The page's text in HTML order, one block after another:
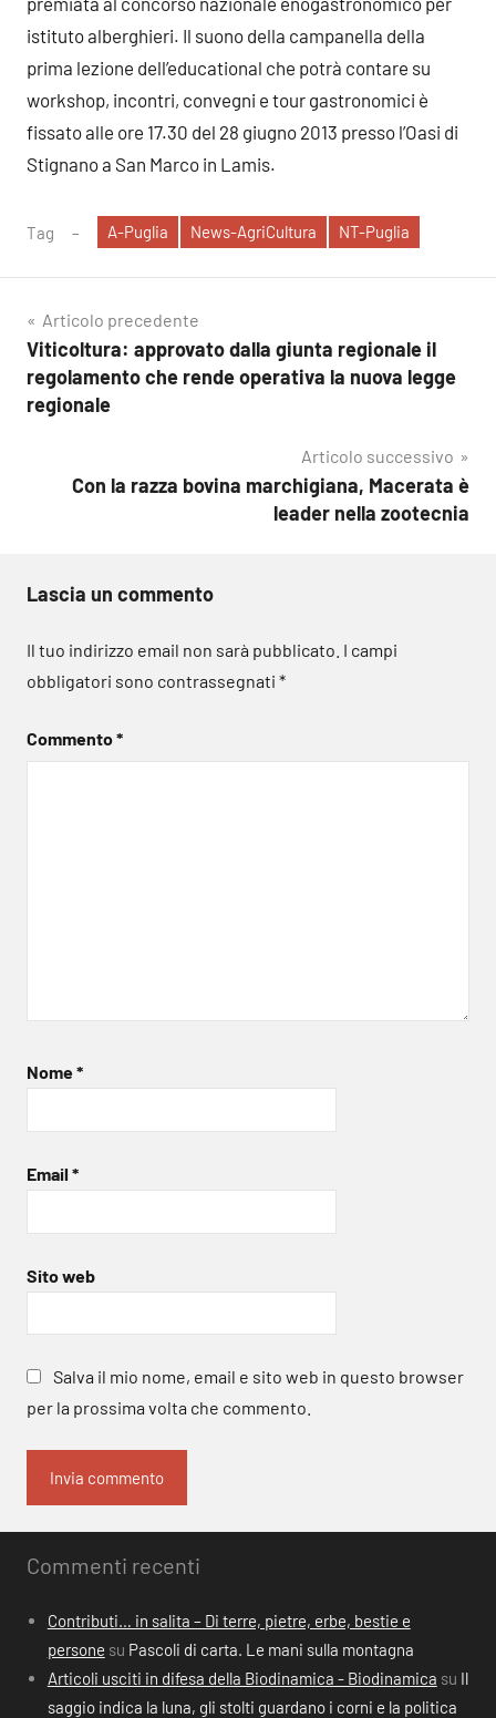
istituto alberghieri. Il suono della campanella della
prima lezione dell’educational che potrà contare su
workshop, incontri, convegni e tour gastronomici è
fissato alle ore 17.30 del 28 giugno 2013 presso l’Oasi di
Stignano a San Marco in Lamis.
Tag A-Puglia News-AgriCultura NT-Puglia
Navigazione
articoli
Articolo precedente
Viticoltura: approvato dalla giunta regionale il
regolamento che rende operativa la nuova legge
regionale
Articolo successivo
Con la razza bovina marchigiana, Macerata è
leader nella zootecnia
Lascia un commento
Il tuo indirizzo email non sarà pubblicato. I campi
obbligatori sono contrassegnati *
Commento*
Nome*
Email *
Sito web
Salva il mio nome, email e sito web in questo browser
per la prossima volta che commento.
Commenti recenti
Contributi… in salita – Di terre, pietre, erbe, bestie e
persone su Pascoli di carta. Le mani sulla montagna
Articoli usciti in difesa della Biodinamica - Biodinamica su Il
saggio indica la luna, gli stolti guardano i corni e la politica